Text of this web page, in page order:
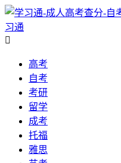
习通

高考
自考
考研
留学
成考
托福
雅思